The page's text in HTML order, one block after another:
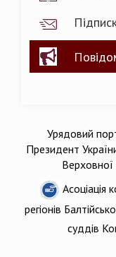
Урядовий
Президент
Асоціація
регіонів
суддів